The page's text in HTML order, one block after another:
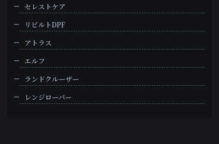
セレストケア
リビルトDPF
アトラス
エルフ
ランドクルーザー
レンジローバー